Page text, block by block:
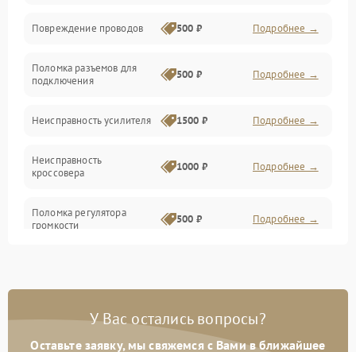
Механические повреждения
Повреждение проводов 500 ₽ Подробнее →
Поломка разъемов для
подключения
500 ₽ Подробнее →
Неисправность усилителя 1500 ₽ Подробнее →
Неисправность
кроссовера
1000 ₽ Подробнее →
Поломка регулятора
громкости
500 ₽ Подробнее →
Поломка системы
отключения
1000 ₽
У Вас остались вопросы?
Оставьте заявку, мы свяжемся с Вами в ближайшее